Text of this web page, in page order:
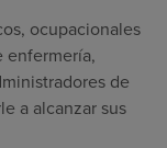
ocupacionales
enfermería,
de
a alcanzar sus